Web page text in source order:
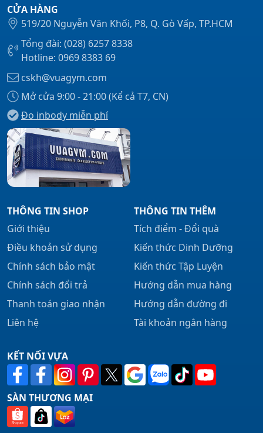
CỬA HÀNG
519/20 Nguyễn Văn Khối, P8, Q. Gò Vấp, TP.HCM
Tổng đài: (028) 6257 8338
Hotline: 0969 8383 69
cskh@vuagym.com
Mở cửa 9:00 - 21:00 (Kể cả T7, CN)
Đo inbody miễn phí
THÔNG TIN SHOP
Giới thiệu
Điều khoản sử dụng
Chính sách bảo mật
Chính sách đổi trả
Thanh toán giao nhận
Liên hệ
THÔNG TIN THÊM
Tích điểm - Đổi quà
Kiến thức Dinh Dưỡng
Kiến thức Tập Luyện
Hướng dẫn mua hàng
Hướng dẫn đường đi
Tài khoản ngân hàng
KẾT NỐI VỰA
SÀN THƯƠNG MẠI